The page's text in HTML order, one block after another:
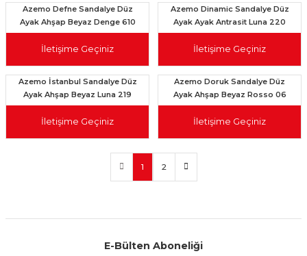
Azemo Defne Sandalye Düz
Ayak Ahşap Beyaz Denge 610
Grı
İletişime Geçiniz
Azemo Dinamic Sandalye Düz
Ayak Ayak Antrasit Luna 220
Krem
İletişime Geçiniz
Azemo İstanbul Sandalye Düz
Ayak Ahşap Beyaz Luna 219
Siyah
İletişime Geçiniz
Azemo Doruk Sandalye Düz
Ayak Ahşap Beyaz Rosso 06
Kahve
İletişime Geçiniz
1 2
Kolay İade & Değişim Güvenli Alışveriş
E-Bülten Aboneliği